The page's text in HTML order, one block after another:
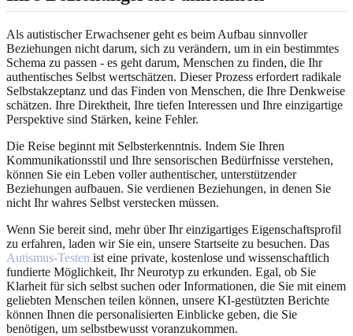
Als autistischer Erwachsener geht es beim Aufbau sinnvoller
Beziehungen nicht darum, sich zu verändern, um in ein bestimmtes
Schema zu passen - es geht darum, Menschen zu finden, die Ihr
authentisches Selbst wertschätzen. Dieser Prozess erfordert radikale
Selbstakzeptanz und das Finden von Menschen, die Ihre Denkweise
schätzen. Ihre Direktheit, Ihre tiefen Interessen und Ihre einzigartige
Perspektive sind Stärken, keine Fehler.
Die Reise beginnt mit Selbsterkenntnis. Indem Sie Ihren
Kommunikationsstil und Ihre sensorischen Bedürfnisse verstehen,
können Sie ein Leben voller authentischer, unterstützender
Beziehungen aufbauen. Sie verdienen Beziehungen, in denen Sie
nicht Ihr wahres Selbst verstecken müssen.
Wenn Sie bereit sind, mehr über Ihr einzigartiges Eigenschaftsprofil
zu erfahren, laden wir Sie ein, unsere Startseite zu besuchen. Das
Autismus-Testen ist eine private, kostenlose und wissenschaftlich
fundierte Möglichkeit, Ihr Neurotyp zu erkunden. Egal, ob Sie
Klarheit für sich selbst suchen oder Informationen, die Sie mit einem
geliebten Menschen teilen können, unsere KI-gestützten Berichte
können Ihnen die personalisierten Einblicke geben, die Sie
benötigen, um selbstbewusst voranzukommen.